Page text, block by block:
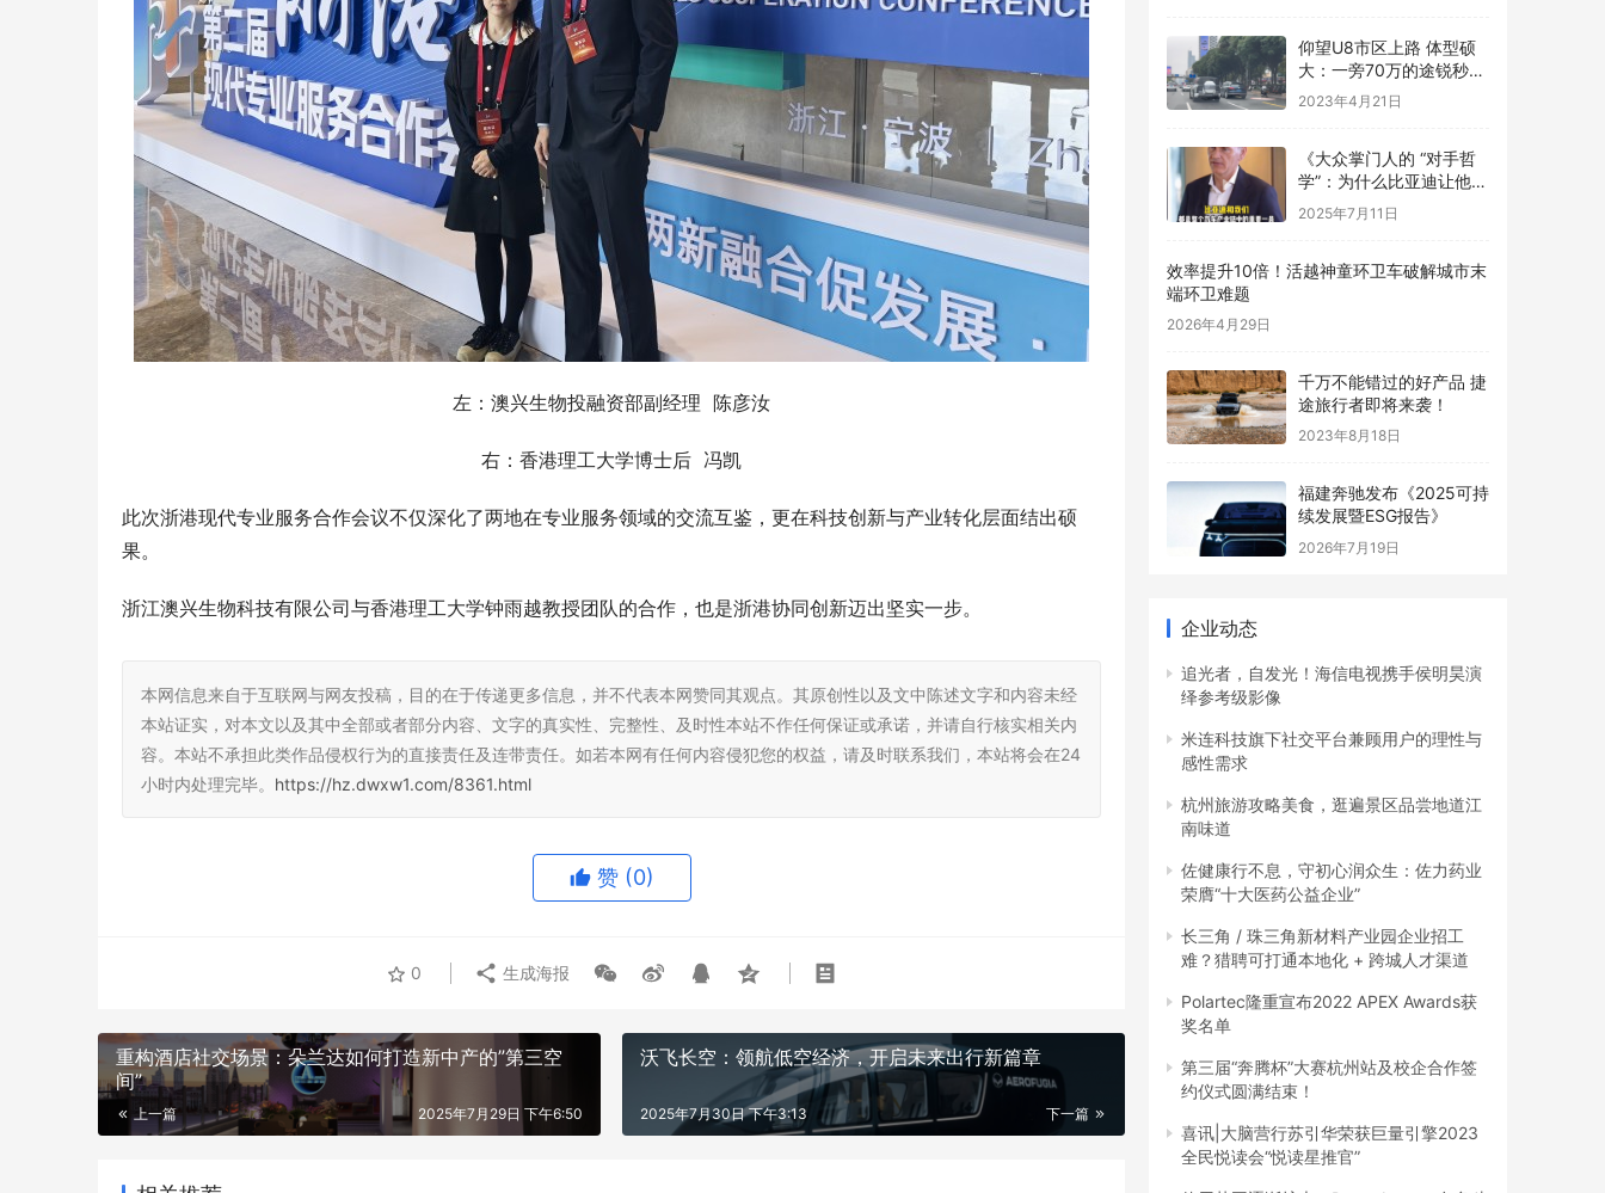
左：澳兴生物投融资部副经理  陈彦汝
右：香港理工大学博士后  冯凯
此次浙港现代专业服务合作会议不仅深化了两地在专业服务领域的交流互鉴，更在科技创新与产业转化层面结出硕
果。
浙江澳兴生物科技有限公司与香港理工大学钟雨越教授团队的合作，也是浙港协同创新迈出坚实一步。
本网信息来自于互联网与网友投稿，目的在于传递更多信息，并不代表本网赞同其观点。其原创性以及文中陈述文字和内容未经
本站证实，对本文以及其中全部或者部分内容、文字的真实性、完整性、及时性本站不作任何保证或承诺，并请自行核实相关内
容。本站不承担此类作品侵权行为的直接责任及连带责任。如若本网有任何内容侵犯您的权益，请及时联系我们，本站将会在24
小时内处理完毕。 https://hz.dwxw1.com/8361.html
赞 (0)
0 生成海报
重构酒店社交场景：朵兰达如何打造新中产的”第三空
间”
上一篇 2025年7月29日 下午6:50
沃飞长空：领航低空经济，开启未来出行新篇章
下一篇
2025年7月30日 下午3:13
仰望U8市区上路 体型硕
大：一旁70万的途锐秒变
高尔夫
2023年4月21日
《大众掌门人的 “对手哲
学”：为什么比亚迪让他们
更优秀？》
2025年7月11日
效率提升10倍！活越神童环卫车破解城市末
端环卫难题
2026年4月29日
千万不能错过的好产品 捷
途旅行者即将来袭！
2023年8月18日
福建奔驰发布《2025可持
续发展暨ESG报告》
2026年7月19日
企业动态
追光者，自发光！海信电视携手侯明昊演
绎参考级影像
米连科技旗下社交平台兼顾用户的理性与
感性需求
杭州旅游攻略美食，逛遍景区品尝地道江
南味道
佐健康行不息，守初心润众生：佐力药业
荣膺“十大医药公益企业”
长三角 / 珠三角新材料产业园企业招工
难？猎聘可打通本地化 + 跨城人才渠道
Polartec隆重宣布2022 APEX Awards获
奖名单
第三届“奔腾杯”大赛杭州站及校企合作签
约仪式圆满结束！
喜讯|大脑营行苏引华荣获巨量引擎2023
全民悦读会“悦读星推官”